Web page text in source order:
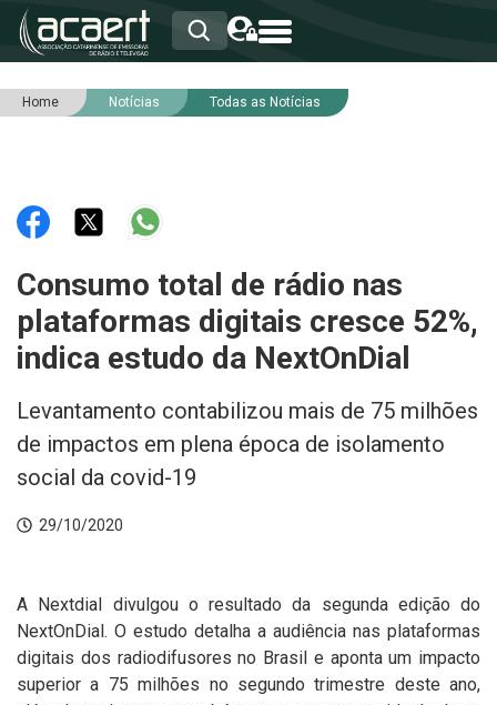
HOME
RNA
NOTÍCIAS
INTEGRIDADE
Home Notícias Todas as Notícias
Consumo total de rádio nas
plataformas digitais cresce 52%,
indica estudo da NextOnDial
Levantamento contabilizou mais de 75 milhões
de impactos em plena época de isolamento
social da covid-19
29/10/2020
A Nextdial divulgou o resultado da segunda edição do
NextOnDial. O estudo detalha a audiência nas plataformas
digitais dos radiodifusores no Brasil e aponta um impacto
superior a 75 milhões no segundo trimestre deste ano,